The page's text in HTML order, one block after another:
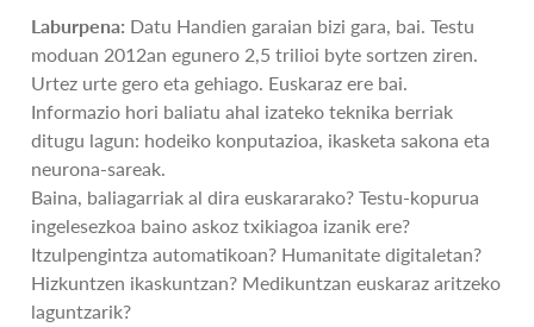
Laburpena: Datu Handien garaian bizi gara, bai. Testu
moduan 2012an egunero 2,5 trilioi byte sortzen ziren.
Urtez urte gero eta gehiago. Euskaraz ere bai.
Informazio hori baliatu ahal izateko teknika berriak
ditugu lagun: hodeiko konputazioa, ikasketa sakona eta
neurona-sareak.
Baina, baliagarriak al dira euskararako? Testu-kopurua
ingelesezkoa baino askoz txikiagoa izanik ere?
Itzulpengintza automatikoan? Humanitate digitaletan?
Hizkuntzen ikaskuntzan? Medikuntzan euskaraz aritzeko
laguntzarik?